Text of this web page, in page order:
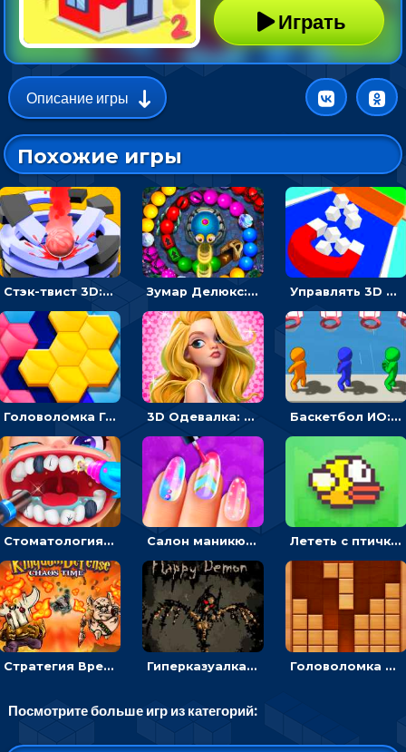
Играть
Описание игры
Похожие игры
Стэк-твист 3D: тапай по шарику, чтобы разбивать платформы Зумар Делюкс: бросай шарики с черепашкой, чтобы остановить очередь Управлять 3D магнитом, чтобы собирать фигуры и сбрасывать в пропасть
Головоломка Гекса-пазл: складывать цветные фигуры в соты, чтобы заполнить поле 3D Одевалка: создавать образ и получать оценку стилистов Баскетбол ИО: бросать мячик в плывущие кольца наперегонки с соперниками
Стоматология от Юнит: лечить и украшать зубы пациентов Салон маникюра для девочек: красить или рисовать на ногтях Лететь с птичкой и проскальзывать между трубами - гиперказуальная
Стратегия Время Хаоса: расставлять воинов или защищать королевство Гиперказуалка Полет демона: парить, чтобы освещать путь и собирать души Головоломка из деревянных блоков: разложить в линии, чтобы убрать
Посмотрите больше игр из категорий: